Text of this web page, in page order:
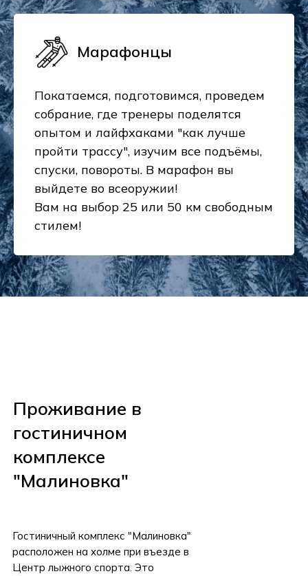
Марафонцы
Покатаемся, подготовимся, проведем
собрание, где тренеры поделятся
опытом и лайфхаками "как лучше
пройти трассу", изучим все подъёмы,
спуски, повороты. В марафон вы
выйдете во всеоружии!
Вам на выбор 25 или 50 км свободным
стилем!⠀
Проживание в
гостиничном
комплексе
"Малиновка"
Гостиничный комплекс "Малиновка"
расположен на холме при въезде в
Центр лыжного спорта. Это